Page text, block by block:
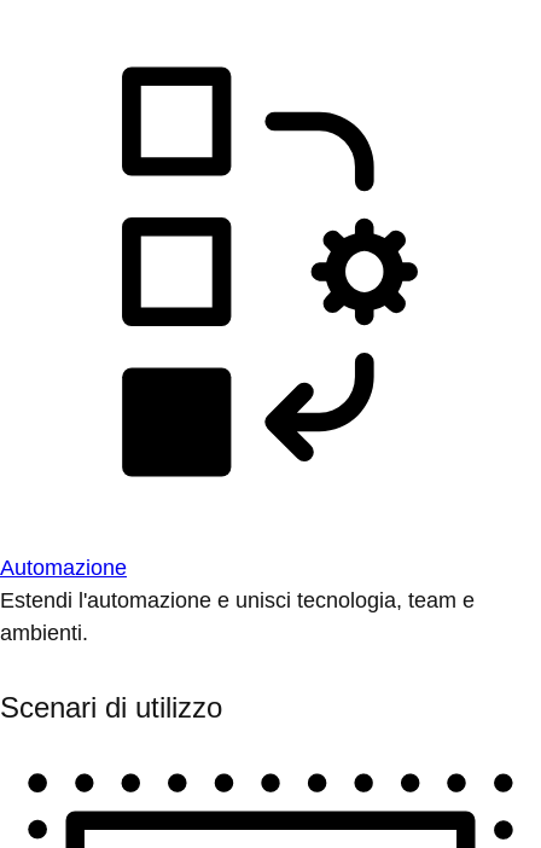
Automazione
Estendi l'automazione e unisci tecnologia, team e
ambienti.
Scenari di utilizzo